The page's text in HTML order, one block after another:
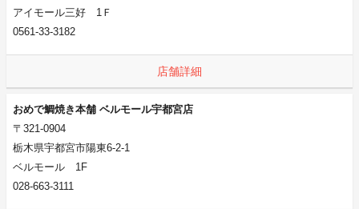
アイモール三好 1Ｆ
0561-33-3182
店舗詳細
おめで鯛焼き本舗 ベルモール宇都宮店
〒321-0904
栃木県宇都宮市陽東6-2-1
ベルモール 1F
028-663-3111